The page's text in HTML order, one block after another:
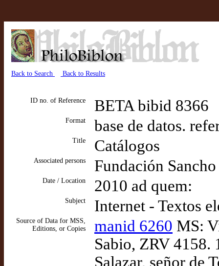
Back to Search Back to Results
ID no. of Reference BETA bibid 8366
Format base de datos.
Title Catálogos
Associated persons Fundación
Date / Location 2010 ad quem:
Subject Internet - Textos
Source of Data for MSS,
Editions, or Copies
manid 6260 MS:
Sabio, ZRV 4158.
Salazar, señor de